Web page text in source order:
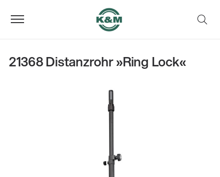
21368 Distanzrohr »Ring Lock«